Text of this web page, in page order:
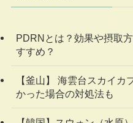
PDRNとは？効果や摂取
すすめ？
【釜山】 海雲台スカイ
かった場合の対処法も